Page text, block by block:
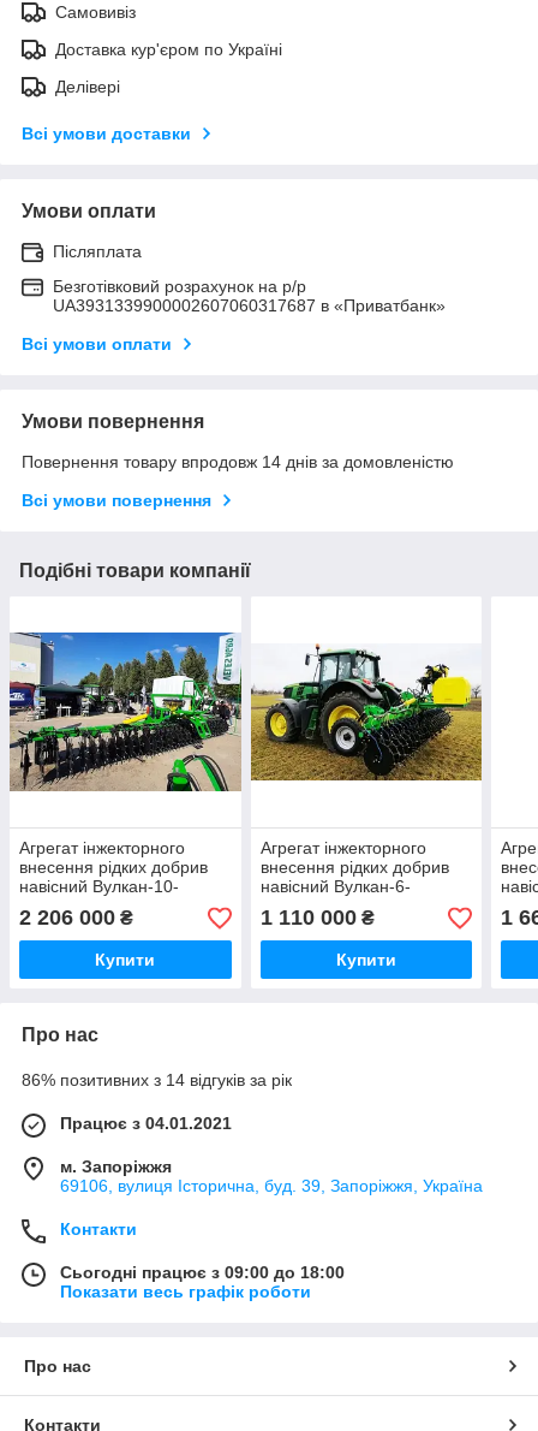
Самовивіз
Доставка кур'єром по Україні
Делівері
Всі умови доставки
Умови оплати
Післяплата
Безготівковий розрахунок на р/р
UA3931339900002607060317687 в «Приватбанк»
Всі умови оплати
Умови повернення
Повернення товару впродовж 14 днів за домовленістю
Всі умови повернення
Подібні товари компанії
Агрегат інжекторного
внесення рідких добрив
навісний Вулкан-10-
250/1100, бак 1100 л,
ширина 10 м
2 206 000 ₴
Купити
Агрегат інжекторного
внесення рідких добрив
навісний Вулкан-6-
700/500, бак 500 л,
ширина 6 м
1 110 000₴
Купити
1
Про нас
86% позитивних з 14 відгуків за рік
Працює з 04.01.2021
м. Запоріжжя
69106, вулиця Історична, буд. 39, Запоріжжя, Україна
Контакти
Сьогодні працює з 09:00 до 18:00
Показати весь графік роботи
Про нас
Контакти